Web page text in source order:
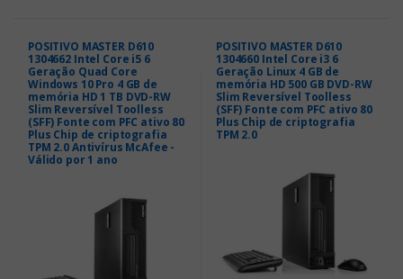
POSITIVO MASTER D610
1304662 Intel Core i5 6
Geração Quad Core
Windows 10 Pro 4 GB de
memória HD 1 TB DVD-RW
Slim Reversível Toolless
(SFF) Fonte com PFC ativo 80
Plus Chip de criptografia
TPM 2.0 Antivírus McAfee -
Válido por 1 ano
POSITIVO MASTER D610
1304660 Intel Core i3 6
Geração Linux 4 GB de
memória HD 500 GB DVD-RW
Slim Reversível Toolless
(SFF) Fonte com PFC ativo 80
Plus Chip de criptografia
TPM 2.0